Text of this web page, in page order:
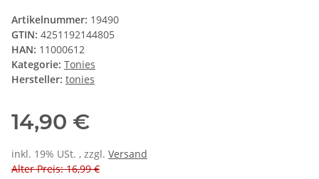
Artikelnummer: 19490
GTIN: 4251192144805
HAN: 11000612
Kategorie: Tonies
Hersteller: tonies
14,90 €
inkl. 19% USt. , zzgl. Versand
Alter Preis: 16,99 €